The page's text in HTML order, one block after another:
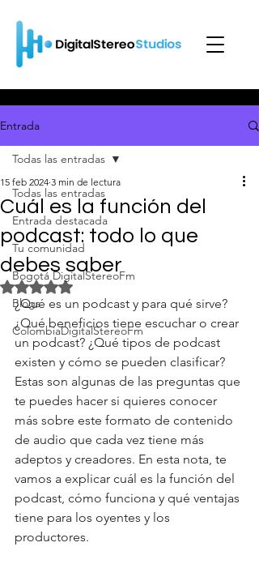
Entrada
Todas las entradas
Entrada destacada
Tu comunidad
Bogotá DigitalStereoFm
Blogs
ColombiaDigitalStereoFm
Todas las entradas
Cuál es la función del
podcast: todo lo que
debes saber
15 feb 2024 3 min de lectura
Obtuvo NaN de 5 estrellas.
¿Qué es un podcast y para qué sirve?
¿Qué beneficios tiene escuchar o crear
un podcast? ¿Qué tipos de podcast
existen y cómo se pueden clasificar?
Estas son algunas de las preguntas que
te puedes hacer si quieres conocer
más sobre este formato de contenido
de audio que cada vez tiene más
adeptos y creadores. En esta nota, te
vamos a explicar cuál es la función del
podcast, cómo funciona y qué ventajas
tiene para los oyentes y los
productores.